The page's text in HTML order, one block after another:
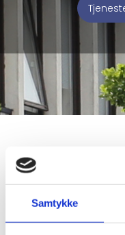
Samtykke
DITT
Nesttun